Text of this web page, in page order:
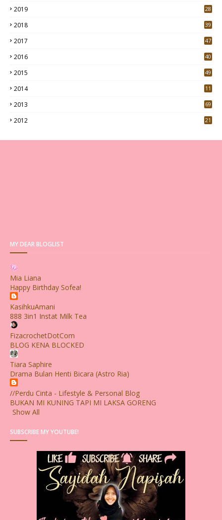
2019
28
2018
39
2017
47
2016
40
2015
49
2014 11
2013 69
2012 21
MY DEAR BLOGLIST
Mia Liana
Happy Birthday Sofea!
KasihkuAmani
888 3in1 Instat Milk Tea
FizacrochetDotCom
BLOG KENA BLOCKED
Tiara Saphire
Drama Bulan Henti Bicara (Astro Ria)
//Perdu Cinta - Lifestyle & Personal Blog
BUKAN MI KUNING TAPI MI LAKSA GORENG
Show All
SUBSCRIBE MY YOUTUBE!